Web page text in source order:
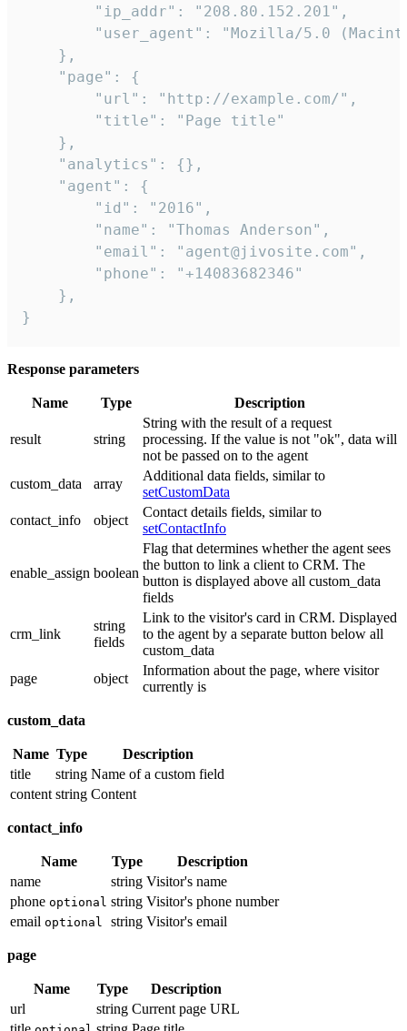
        "ip_addr": "208.80.152.201",
"user_agent": "Mozilla/5.0
    },
    "page": {
        "url": "http://example.com/",
        "title": "Page title"
    },
    "analytics": {},
    "agent": {
        "id": "2016",
        "name": "Thomas Anderson",
        "email": "agent@jivosite.com",
        "phone": "+14083682346"
    },
}
Response parameters
Name Type Description
result string
String with the result of a request
processing. If the value is not "ok", data will
not be passed on to the agent
custom_data
array
Additional data fields, similar to
setCustomData
contact_info
object
Contact details fields, similar to
setContactInfo
enable_assign boolean
Flag that determines whether the agent sees
the button to link a client to CRM. The
button is displayed above all custom_data
fields
crm_link
string
fields
Link to the visitor's card in CRM. Displayed
to the agent by a separate button below all
custom_data
page
object
Information about the page, where visitor
currently is
custom_data
Name Type
Description
title
string Name of a custom field
content string Content
contact_info
Name Type
Description
name
string Visitor's name
phone optional string Visitor's phone number
email optional string Visitor's email
page
Name Type
Description
url
string Current page URL